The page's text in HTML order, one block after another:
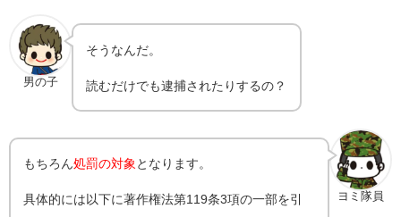
男の子
そうなんだ。
読むだけでも逮捕されたりするの？
ヨミ隊員
もちろん処罰の対象 となります。
具体的には以下に著作権法第119条3項の一部を引